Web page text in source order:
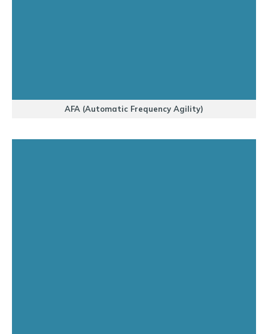
AFA (Automatic Frequency Agility)